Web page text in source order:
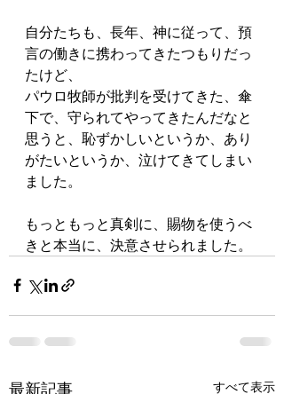
自分たちも、長年、神に従って、預
言の働きに携わってきたつもりだっ
たけど、
パウロ牧師が批判を受けてきた、傘
下で、守られてやってきたんだなと
思うと、恥ずかしいというか、あり
がたいというか、泣けてきてしまい
ました。
もっともっと真剣に、賜物を使うべ
きと本当に、決意させられました。
最新記事 すべて表示